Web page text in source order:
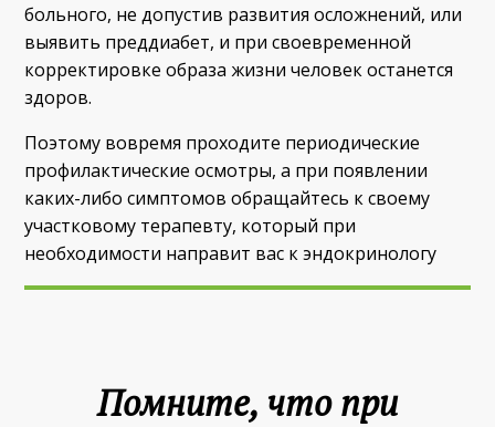
больного, не допустив развития осложнений, или
выявить преддиабет, и при своевременной
корректировке образа жизни человек останется
здоров.
Поэтому вовремя проходите периодические
профилактические осмотры, а при появлении
каких-либо симптомов обращайтесь к своему
участковому терапевту, который при
необходимости направит вас к эндокринологу
Помните, что при